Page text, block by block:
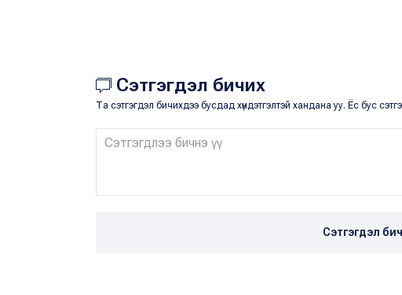
Сэтгэгдэл бичих
Та сэтгэгдэл бичихдээ бусдад хүндэтгэлтэй хандана уу. Ёс бус
Сэтгэгдэл